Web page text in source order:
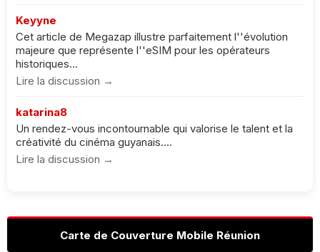
Keyyne
Cet article de Megazap illustre parfaitement l''évolution
majeure que représente l''eSIM pour les opérateurs
historiques...
Lire la discussion →
katarina8
Un rendez-vous incontournable qui valorise le talent et la
créativité du cinéma guyanais....
Lire la discussion →
Carte de Couverture Mobile Réunion